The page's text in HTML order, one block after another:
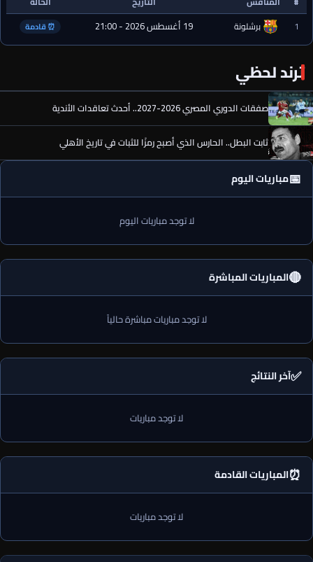
1
برشلونة 19 أغسطس 2026 - 21:00 ⏰ قادمة
ترند لحظي
صفقات الدوري المصري 2026-2027.. أحدث تعاقدات الأندية
ثابت البطل.. الحارس الذي أصبح رمزًا للثبات في تاريخ الأهلي
📅مباريات اليوم
لا توجد مباريات اليوم
🔴المباريات المباشرة
لا توجد مباريات مباشرة حالياً
✅آخر النتائج
لا توجد مباريات
⏰المباريات القادمة
لا توجد مباريات